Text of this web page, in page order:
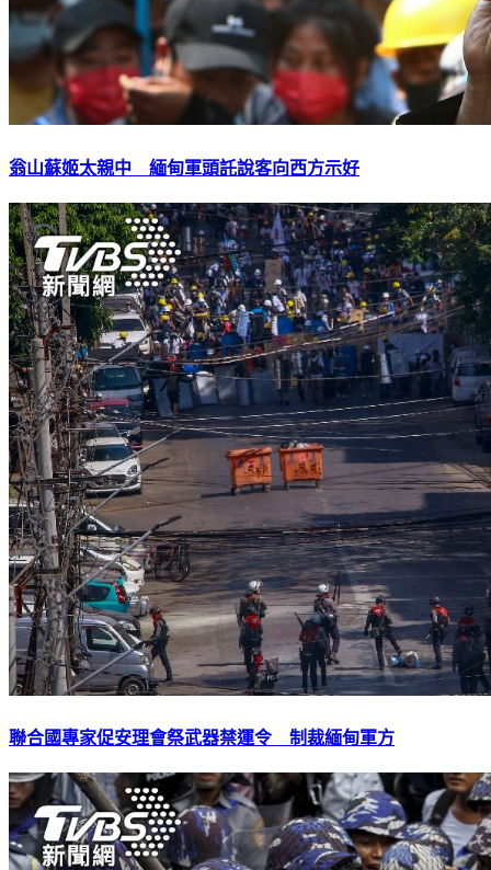
翁山蘇姬太親中 緬甸軍頭託說客向西方示好
聯合國專家促安理會祭武器禁運令 制裁緬甸軍方